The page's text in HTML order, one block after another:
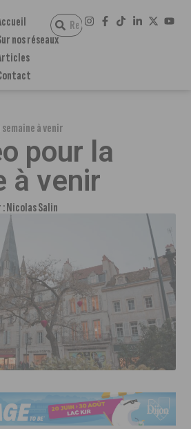
nos réseaux
à venir
pour la
à venir
:Nicolas Salin